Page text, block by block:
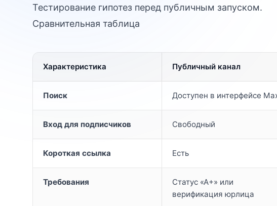
Тестирование гипотез перед публичным запуском.
Сравнительная таблица
Характеристика Публичный канал
Поиск Доступен в интерфейсе
Вход для подписчиков Свободный
Короткая ссылка Есть
Требования
Статус «А+» или
верификация юрлица